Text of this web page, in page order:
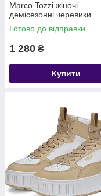
Marco Tozzi жіночі
демісезонні черевики.
Готово до відправки
1 280 ₴
Купити